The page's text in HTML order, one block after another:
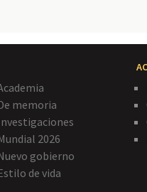
memoria
2026
gobierno
de vida